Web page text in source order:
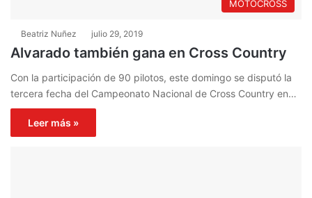
MOTOCROSS
Beatriz Nuñez julio 29, 2019
Alvarado también gana en Cross Country
Con la participación de 90 pilotos, este domingo se disputó la
tercera fecha del Campeonato Nacional de Cross Country en…
Leer más »